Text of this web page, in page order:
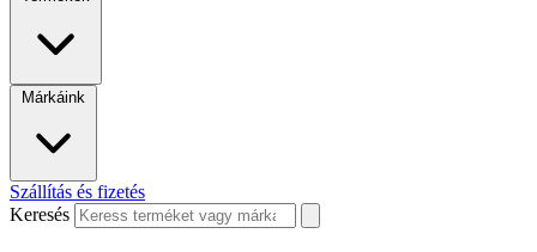
Márkáink
Szállítás és fizetés
Keresés